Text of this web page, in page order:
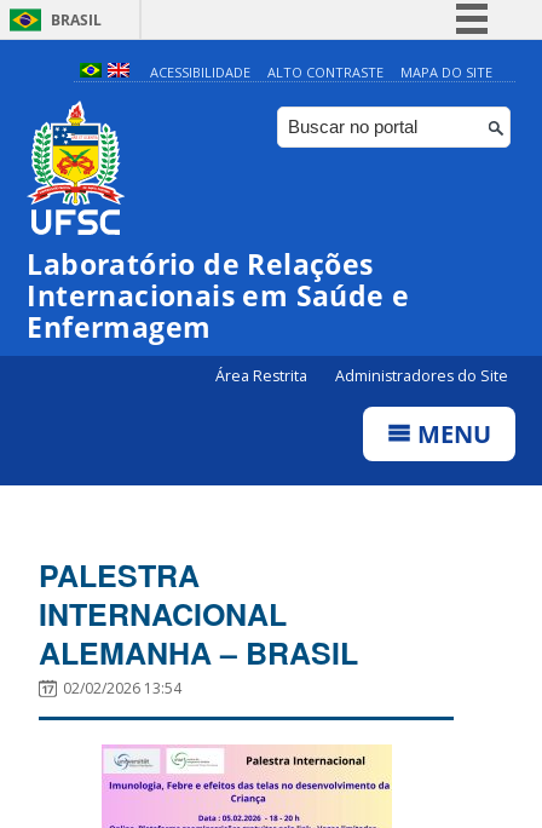
BRASIL
Simplifique!
Comunica BR
Participe
Canais
ACESSIBILIDADE ALTO CONTRASTE MAPA DO SITE
Laboratório de Relações
Internacionais em Saúde e
Enfermagem
Área Restrita Administradores do Site
MENU
PALESTRA
INTERNACIONAL
ALEMANHA – BRASIL
02/02/2026 13:54